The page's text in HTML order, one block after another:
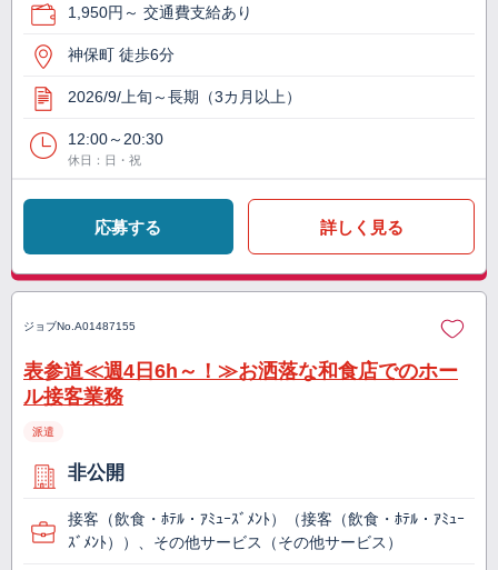
1,950円～ 交通費支給あり
神保町 徒歩6分
2026/9/上旬～長期（3カ月以上）
12:00～20:30
休日：日・祝
応募する 詳しく見る
ジョブNo. A01487155
表参道≪週4日6h～！≫お洒落な和食店でのホー
ル接客業務
派遣
非公開
接客（飲食・ﾎﾃﾙ・ｱﾐｭｰｽﾞﾒﾝﾄ）（接客（飲食・ﾎﾃﾙ・ｱﾐｭｰ
ｽﾞﾒﾝﾄ））、その他サービス（その他サービス）